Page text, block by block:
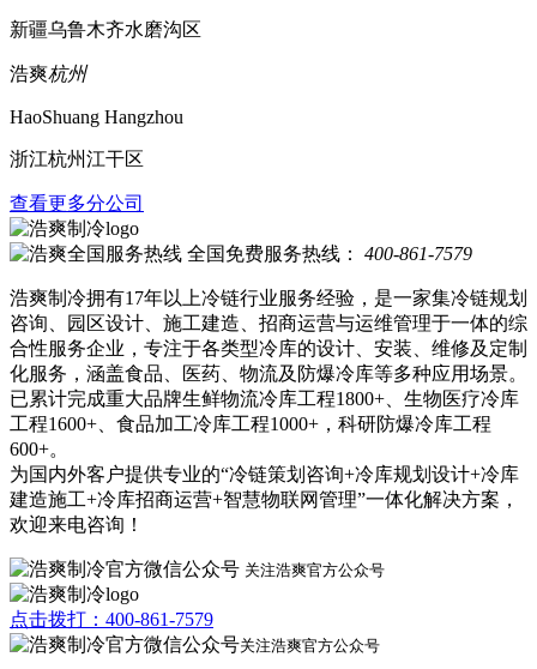
新疆乌鲁木齐水磨沟区
浩爽杭州
HaoShuang Hangzhou
浙江杭州江干区
查看更多分公司
全国免费服务热线： 400-861-7579
浩爽制冷拥有17年以上冷链行业服务经验，是一家集冷链规划
咨询、园区设计、施工建造、招商运营与运维管理于一体的综
合性服务企业，专注于各类型冷库的设计、安装、维修及定制
化服务，涵盖食品、医药、物流及防爆冷库等多种应用场景。
已累计完成重大品牌生鲜物流冷库工程1800+、生物医疗冷库
工程1600+、食品加工冷库工程1000+，科研防爆冷库工程
600+。
为国内外客户提供专业的“冷链策划咨询+冷库规划设计+冷库
建造施工+冷库招商运营+智慧物联网管理”一体化解决方案，
欢迎来电咨询！
关注浩爽官方公众号
点击拨打：400-861-7579
关注浩爽官方公众号